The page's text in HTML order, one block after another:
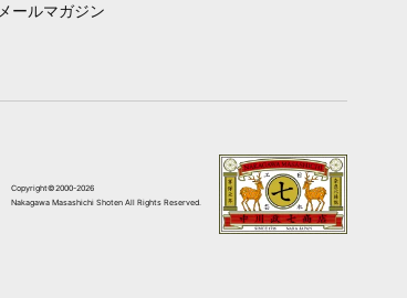
メールマガジン
Copyright©2000-2026
Nakagawa Masashichi Shoten All Rights Reserved.